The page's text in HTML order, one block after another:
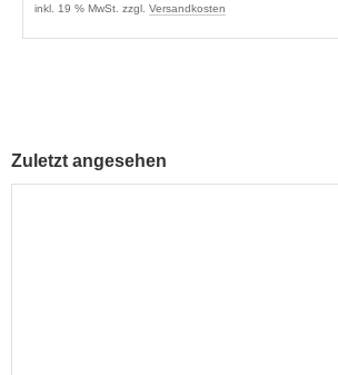
inkl. 19 % MwSt. zzgl. Versandkosten
Zuletzt angesehen